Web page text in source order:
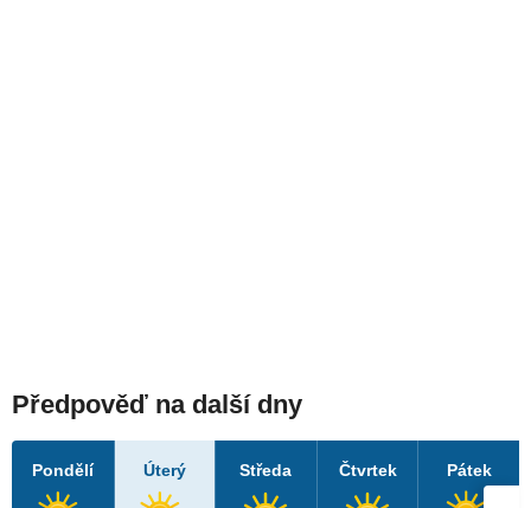
Předpověď na další dny
Pondělí Úterý Středa Čtvrtek Pátek